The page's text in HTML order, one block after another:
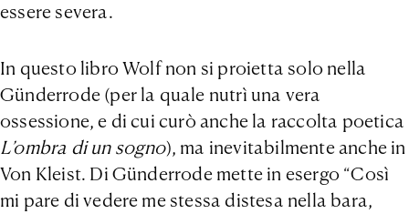
essere severa.
In questo libro Wolf non si proietta solo nella
Günderrode (per la quale nutrì una vera
ossessione, e di cui curò anche la raccolta poetica
L’ombra di un sogno), ma inevitabilmente anche in
Von Kleist. Di Günderrode mette in esergo “Così
mi pare di vedere me stessa distesa nella bara,